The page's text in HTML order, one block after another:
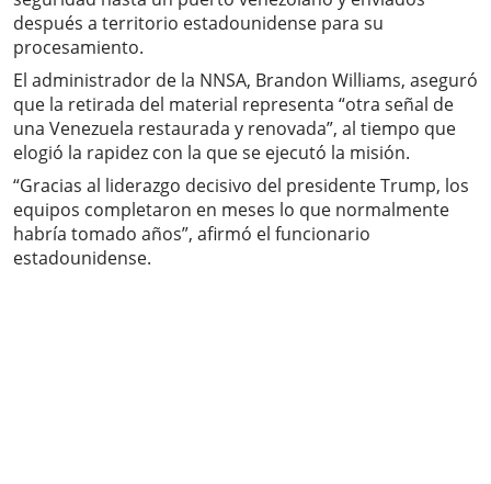
después a territorio estadounidense para su
procesamiento.
El administrador de la NNSA, Brandon Williams, aseguró
que la retirada del material representa “otra señal de
una Venezuela restaurada y renovada”, al tiempo que
elogió la rapidez con la que se ejecutó la misión.
“Gracias al liderazgo decisivo del presidente Trump, los
equipos completaron en meses lo que normalmente
habría tomado años”, afirmó el funcionario
estadounidense.